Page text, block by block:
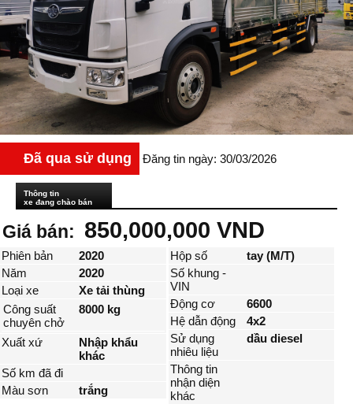
Đã qua sử dụng Đăng tin ngày: 30/03/2026
Thông tin
xe đang chào bán
Giá bán: 850,000,000 VND
Phiên bản
2020
Năm
2020
Loại xe
Xe tải thùng
Công suất
chuyên chở
8000 kg
Xuất xứ
Nhập khẩu
khác
Số km đã đi
Màu sơn
trắng
Hộp số
tay (M/T)
Số khung -
VIN
Động cơ
6600
Hệ dẫn động
4x2
Sử dụng
nhiêu liệu
dầu diesel
Thông tin
nhận diện
khác